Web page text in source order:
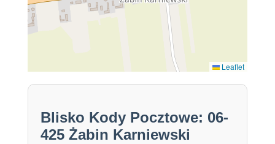
Leaflet
Blisko Kody Pocztowe: 06-
425 Żabin Karniewski